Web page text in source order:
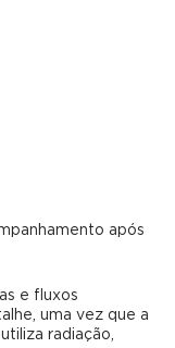
após
e fluxos
uma vez que a
radiação,